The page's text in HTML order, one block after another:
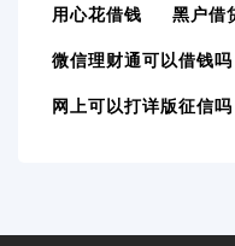
用心花借钱 黑户借
微信理财通可以借钱吗
网上可以打详版征信吗